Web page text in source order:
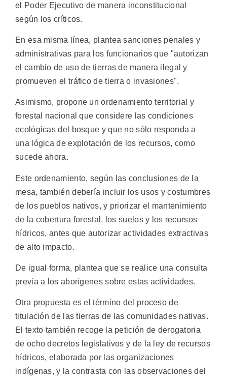
el Poder Ejecutivo de manera inconstitucional
según los críticos.
En esa misma línea, plantea sanciones penales y
administrativas para los funcionarios que "autorizan
el cambio de uso de tierras de manera ilegal y
promueven el tráfico de tierra o invasiones".
Asimismo, propone un ordenamiento territorial y
forestal nacional que considere las condiciones
ecológicas del bosque y que no sólo responda a
una lógica de explotación de los recursos, como
sucede ahora.
Este ordenamiento, según las conclusiones de la
mesa, también debería incluir los usos y costumbres
de los pueblos nativos, y priorizar el mantenimiento
de la cobertura forestal, los suelos y los recursos
hídricos, antes que autorizar actividades extractivas
de alto impacto.
De igual forma, plantea que se realice una consulta
previa a los aborígenes sobre estas actividades.
Otra propuesta es el término del proceso de
titulación de las tierras de las comunidades nativas.
El texto también recoge la petición de derogatoria
de ocho decretos legislativos y de la ley de recursos
hídricos, elaborada por las organizaciones
indígenas, y la contrasta con las observaciones del